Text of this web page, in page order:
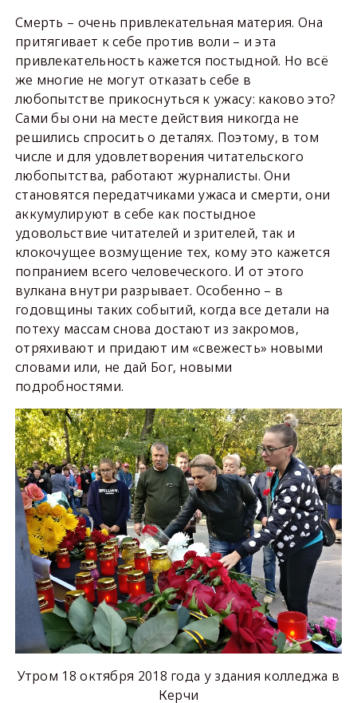
Смерть – очень привлекательная материя. Она
притягивает к себе против воли – и эта
привлекательность кажется постыдной. Но всё
же многие не могут отказать себе в
любопытстве прикоснуться к ужасу: каково это?
Сами бы они на месте действия никогда не
решились спросить о деталях. Поэтому, в том
числе и для удовлетворения читательского
любопытства, работают журналисты. Они
становятся передатчиками ужаса и смерти, они
аккумулируют в себе как постыдное
удовольствие читателей и зрителей, так и
клокочущее возмущение тех, кому это кажется
попранием всего человеческого. И от этого
вулкана внутри разрывает. Особенно – в
годовщины таких событий, когда все детали на
потеху массам снова достают из закромов,
отряхивают и придают им «свежесть» новыми
словами или, не дай Бог, новыми
подробностями.
Утром 18 октября 2018 года у здания колледжа в
Керчи